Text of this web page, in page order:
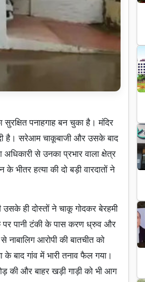
सुरक्षित पनाहगाह बन चुका है। मंदिर
है। सरेआम चाकूबाजी और उसके बाद
से उनका प्रभार वाला क्षेत्र
हत्या की दो बड़ी वारदातों ने
ही दोस्तों ने चाकू गोदकर बेरहमी
पर पानी टंकी के पास करण ध्रुव और
आरोपी की बातचीत को
बाद गांव में भारी तनाव फैल गया।
की और बाहर खड़ी गाड़ी को भी आग